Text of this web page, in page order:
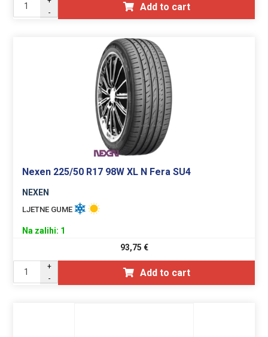
-
Add to cart
Nexen 225/50 R17 98W XL N Fera SU4
NEXEN
LJETNE GUME
Na zalihi: 1
93,75 €
+
-
Add to cart